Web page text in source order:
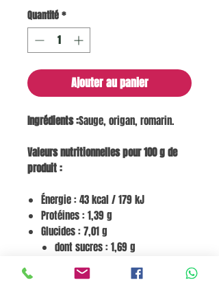
Quantité*
Ajouter au panier
Ingrédients :Sauge, origan, romarin.
Valeurs nutritionnelles pour 100 g de
produit :
Énergie : 43 kcal / 179 kJ
Protéines : 1,39 g
Glucides : 7,01 g
dont sucres : 1,69 g
dont acides gras saturés : 0,32 g